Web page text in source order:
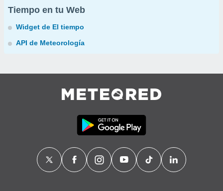
Tiempo en tu Web
Widget de El tiempo
API de Meteorología